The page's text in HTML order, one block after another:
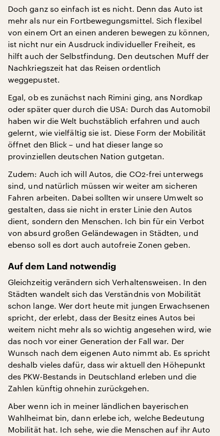
Doch ganz so einfach ist es nicht. Denn das Auto ist
mehr als nur ein Fortbewegungsmittel. Sich flexibel
von einem Ort an einen anderen bewegen zu können,
ist nicht nur ein Ausdruck individueller Freiheit, es
hilft auch der Selbstfindung. Den deutschen Muff der
Nachkriegszeit hat das Reisen ordentlich
weggepustet.
Egal, ob es zunächst nach Rimini ging, ans Nordkap
oder später quer durch die USA: Durch das Automobil
haben wir die Welt buchstäblich erfahren und auch
gelernt, wie vielfältig sie ist. Diese Form der Mobilität
öffnet den Blick – und hat dieser lange so
provinziellen deutschen Nation gutgetan.
Zudem: Auch ich will Autos, die CO2-frei unterwegs
sind, und natürlich müssen wir weiter am sicheren
Fahren arbeiten. Dabei sollten wir unsere Umwelt so
gestalten, dass sie nicht in erster Linie den Autos
dient, sondern den Menschen. Ich bin für ein Verbot
von absurd großen Geländewagen in Städten, und
ebenso soll es dort auch autofreie Zonen geben.
Auf dem Land notwendig
Gleichzeitig verändern sich Verhaltensweisen. In den
Städten wandelt sich das Verständnis von Mobilität
schon lange. Wer dort heute mit jungen Erwachsenen
spricht, der erlebt, dass der Besitz eines Autos bei
weitem nicht mehr als so wichtig angesehen wird, wie
das noch vor einer Generation der Fall war. Der
Wunsch nach dem eigenen Auto nimmt ab. Es spricht
deshalb vieles dafür, dass wir aktuell den Höhepunkt
des PKW-Bestands in Deutschland erleben und die
Zahlen künftig ohnehin zurückgehen.
Aber wenn ich in meiner ländlichen bayerischen
Wahlheimat bin, dann erlebe ich, welche Bedeutung
Mobilität hat. Ich sehe, wie die Menschen auf ihr Auto